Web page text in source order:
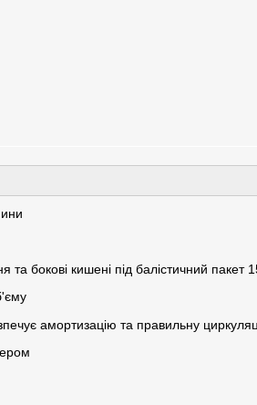
бокові кишені під балістичний пакет
амортизацію та правильну